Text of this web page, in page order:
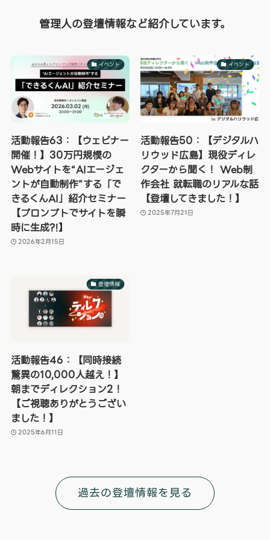
管理人の登壇情報など紹介しています。
イベント
活動報告63：【ウェビナー
開催！】30万円規模の
Webサイトを“AIエージェ
ントが自動制作”する「で
きるくんAI」紹介セミナー
【プロンプトでサイトを瞬
時に生成?!】
2026年2月15日
イベント
活動報告50：【デジタルハ
リウッド広島】現役ディレ
クターから聞く！ Web制
作会社 就転職のリアルな話
【登壇してきました！】
2025年7月21日
登壇情報
活動報告46：【同時接続
驚異の10,000人越え！】
朝までディレクション2！
【ご視聴ありがとうござい
ました！】
2025年6月11日
過去の登壇情報を見る